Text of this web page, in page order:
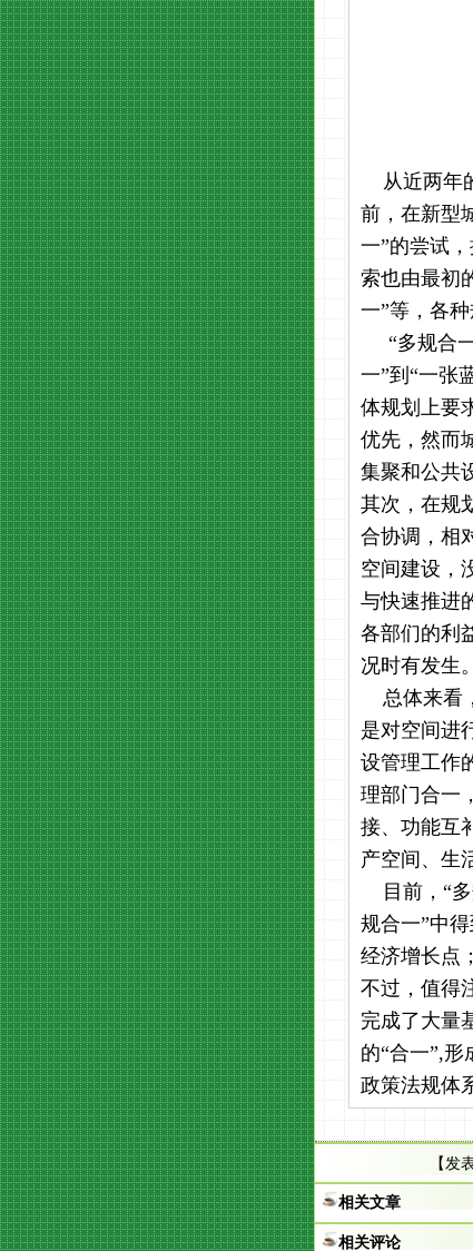
从近两年
前，在新型
一”的尝试
索也由最初
一”等，各
“多规合一
一”到“一张
体规划上要
优先，然而
集聚和公共
其次，在规
合协调，相
空间建设，
与快速推进
各部们的利
况时有发生。
总体来看
是对空间进
设管理工作
理部门合一
接、功能互
产空间、生
目前，“多
规合一”中
经济增长点
不过，值得
完成了大量
的“合一”,
政策法规体
【发
相关文章
相关评论